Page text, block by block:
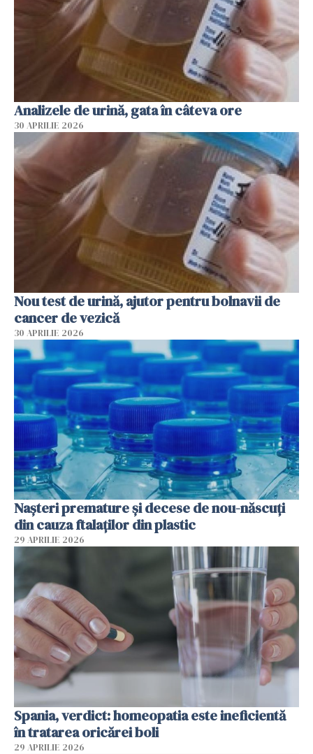
Analizele de urină, gata în câteva ore
30 APRILIE 2026
Nou test de urină, ajutor pentru bolnavii de
cancer de vezică
30 APRILIE 2026
Nașteri premature și decese de nou-născuți
din cauza ftalaților din plastic
29 APRILIE 2026
Spania, verdict: homeopatia este ineficientă
în tratarea oricărei boli
29 APRILIE 2026